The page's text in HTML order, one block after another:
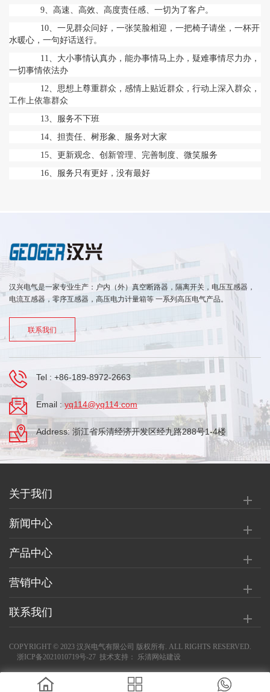
9、高速、高效、高度责任感、一切为了客户。
10、一见群众问好，一张笑脸相迎，一把椅子请坐，一杯开
水暖心，一句好话送行。
11、大小事情认真办，能办事情马上办，疑难事情尽力办，
一切事情依法办
12、思想上尊重群众，感情上贴近群众，行动上深入群众，
工作上依靠群众
13、服务不下班
14、担责任、树形象、服务对大家
15、更新观念、创新管理、完善制度、微笑服务
16、服务只有更好，没有最好
汉兴电气是一家专业生产：户内（外）真空断路器，隔离开关，电压互感器，
电流互感器，零序互感器，高压电力计量箱等 一系列高压电气产品。
联系我们
Tel : +86-189-8972-2663
Email : yq114@yq114.com
Address: 浙江省乐清经济开发区经九路288号1-4楼
关于我们
新闻中心
产品中心
营销中心
联系我们
COPYRIGHT © 2023 汉兴电气有限公司 版权所有. ALL RIGHTS RESERVED.
浙ICP备2021010719号-27 技术支持： 乐清网站建设